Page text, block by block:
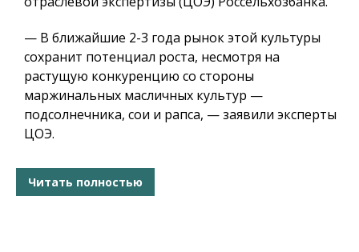
— В ближайшие 2-3 года рынок этой культуры
сохранит потенциал роста, несмотря на
растущую конкуренцию со стороны
маржинальных масличных культур —
подсолнечника, сои и рапса, — заявили эксперты
ЦОЭ.
Читать полностью